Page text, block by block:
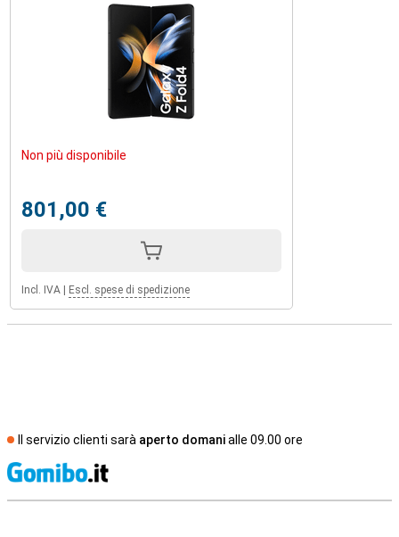
Non più disponibile
801,00 €
Incl. IVA | Escl. spese di spedizione
Il servizio clienti sarà aperto domanialle 09.00 ore